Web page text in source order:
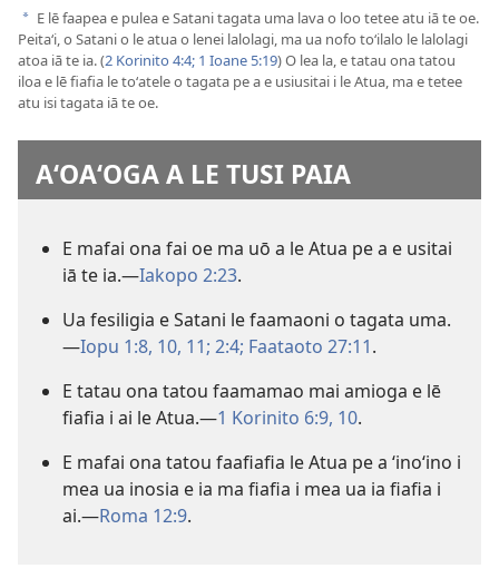
a E lē faapea e pulea e Satani tagata uma lava o loo tetee atu iā te oe.
Peitaʻi, o Satani o le atua o lenei lalolagi, ma ua nofo toʻilalo le lalolagi
atoa iā te ia. (2 Korinito 4:4; 1 Ioane 5:19) O lea la, e tatau ona tatou
iloa e lē fiafia le toʻatele o tagata pe a e usiusitai i le Atua, ma e tetee
atu isi tagata iā te oe.
AʻOAʻOGA A LE TUSI PAIA
E mafai ona fai oe ma uō a le Atua pe a e usitai
iā te ia.—Iakopo 2:23.
Ua fesiligia e Satani le faamaoni o tagata uma.
—Iopu 1:8, 10, 11; 2:4; Faataoto 27:11.
E tatau ona tatou faamamao mai amioga e lē
fiafia i ai le Atua.—1 Korinito 6:9, 10.
E mafai ona tatou faafiafia le Atua pe a ʻinoʻino i
mea ua inosia e ia ma fiafia i mea ua ia fiafia i
ai.—Roma 12:9.